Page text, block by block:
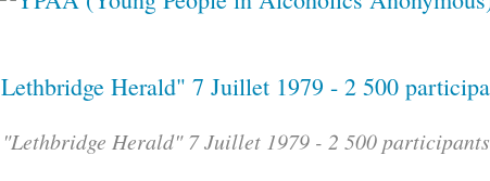
"Lethbridge Herald" 7 Juillet 1979 - 2 500 participants